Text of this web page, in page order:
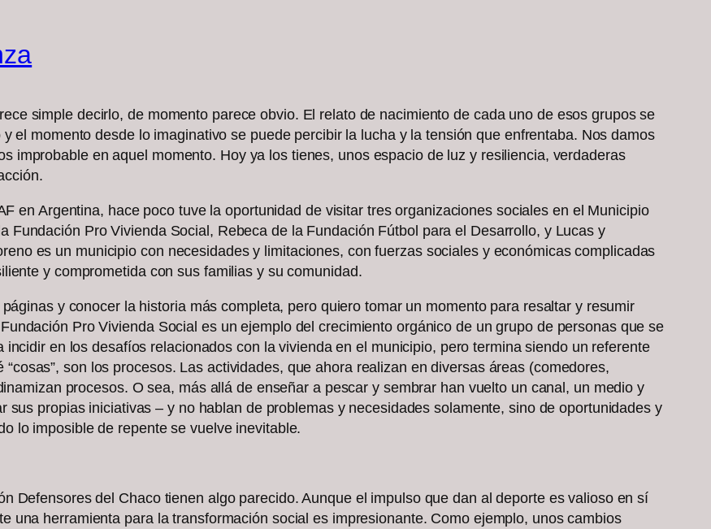
simple decirlo, de momento parece obvio. El relato de nacimiento de cada uno de esos grupos se
el momento desde lo imaginativo se puede percibir la lucha y la tensión que enfrentaba. Nos damos
improbable en aquel momento. Hoy ya los tienes, unos espacio de luz y resiliencia, verdaderas
en Argentina, hace poco tuve la oportunidad de visitar tres organizaciones sociales en el Municipio
Fundación Pro Vivienda Social, Rebeca de la Fundación Fútbol para el Desarrollo, y Lucas y
es un municipio con necesidades y limitaciones, con fuerzas sociales y económicas complicadas
y comprometida con sus familias y su comunidad.
y conocer la historia más completa, pero quiero tomar un momento para resaltar y resumir
Pro Vivienda Social es un ejemplo del crecimiento orgánico de un grupo de personas que se
en los desafíos relacionados con la vivienda en el municipio, pero termina siendo un referente
son los procesos. Las actividades, que ahora realizan en diversas áreas (comedores,
procesos. O sea, más allá de enseñar a pescar y sembrar han vuelto un canal, un medio y
sus propias iniciativas – y no hablan de problemas y necesidades solamente, sino de oportunidades y
lo imposible de repente se vuelve inevitable.
Defensores del Chaco tienen algo parecido. Aunque el impulso que dan al deporte es valioso en sí
una herramienta para la transformación social es impresionante. Como ejemplo, unos cambios